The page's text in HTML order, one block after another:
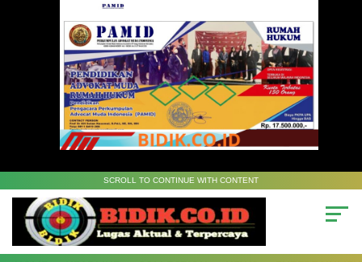
SCROLL TO CONTINUE WITH CONTENT